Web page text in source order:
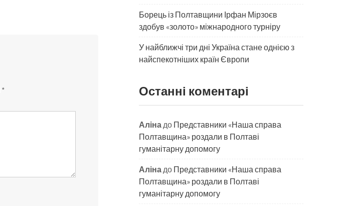
*
Борець із Полтавщини Ірфан Мірзоєв
здобув «золото» міжнародного турніру
​У найближчі три дні Україна стане однією з
найспекотніших країн Європи
Останні коментарі
АлінадоПредставники «Наша справа
Полтавщина» роздали в Полтаві
гуманітарну допомогу
АлінадоПредставники «Наша справа
Полтавщина» роздали в Полтаві
гуманітарну допомогу